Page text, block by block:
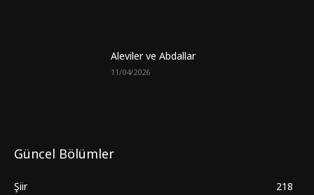
Aleviler ve Abdallar
11/04/2026
Güncel Bölümler
Şiir
218